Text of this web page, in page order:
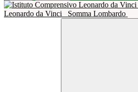
Leonardo da Vinci
Somma Lombardo